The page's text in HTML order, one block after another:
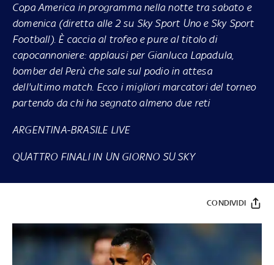
Copa America in programma nella notte tra sabato e
domenica (diretta alle 2 su Sky Sport Uno e Sky Sport
Football). È caccia al trofeo e pure al titolo di
capocannoniere: applausi per Gianluca Lapadula,
bomber del Perù che sale sul podio in attesa
dell'ultimo match. Ecco i migliori marcatori del torneo
partendo da chi ha segnato almeno due reti
ARGENTINA-BRASILE LIVE
QUATTRO FINALI IN UN GIORNO SU SKY
CONDIVIDI